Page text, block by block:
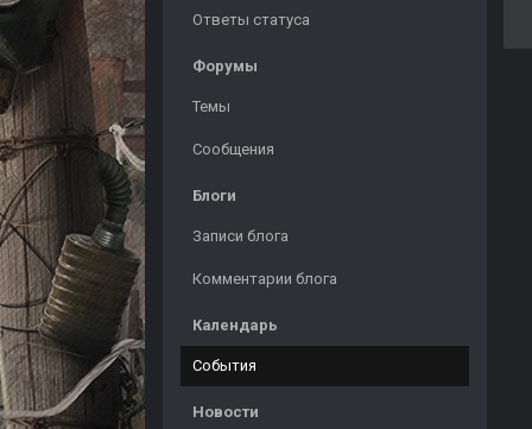
Ответы статуса
Форумы
Темы
Сообщения
Блоги
Записи блога
Комментарии блога
Календарь
События
Новости